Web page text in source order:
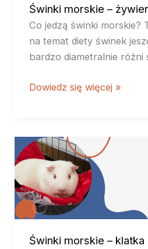
Świnki morskie –
Co jedzą świnki morskie?
na temat diety świnek
bardzo diametralnie różni
Dowiedz się więcej »
Świnki morskie –
Świnki
morskie
klatka
wybieg